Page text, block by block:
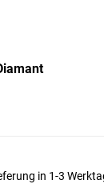
in 1-3